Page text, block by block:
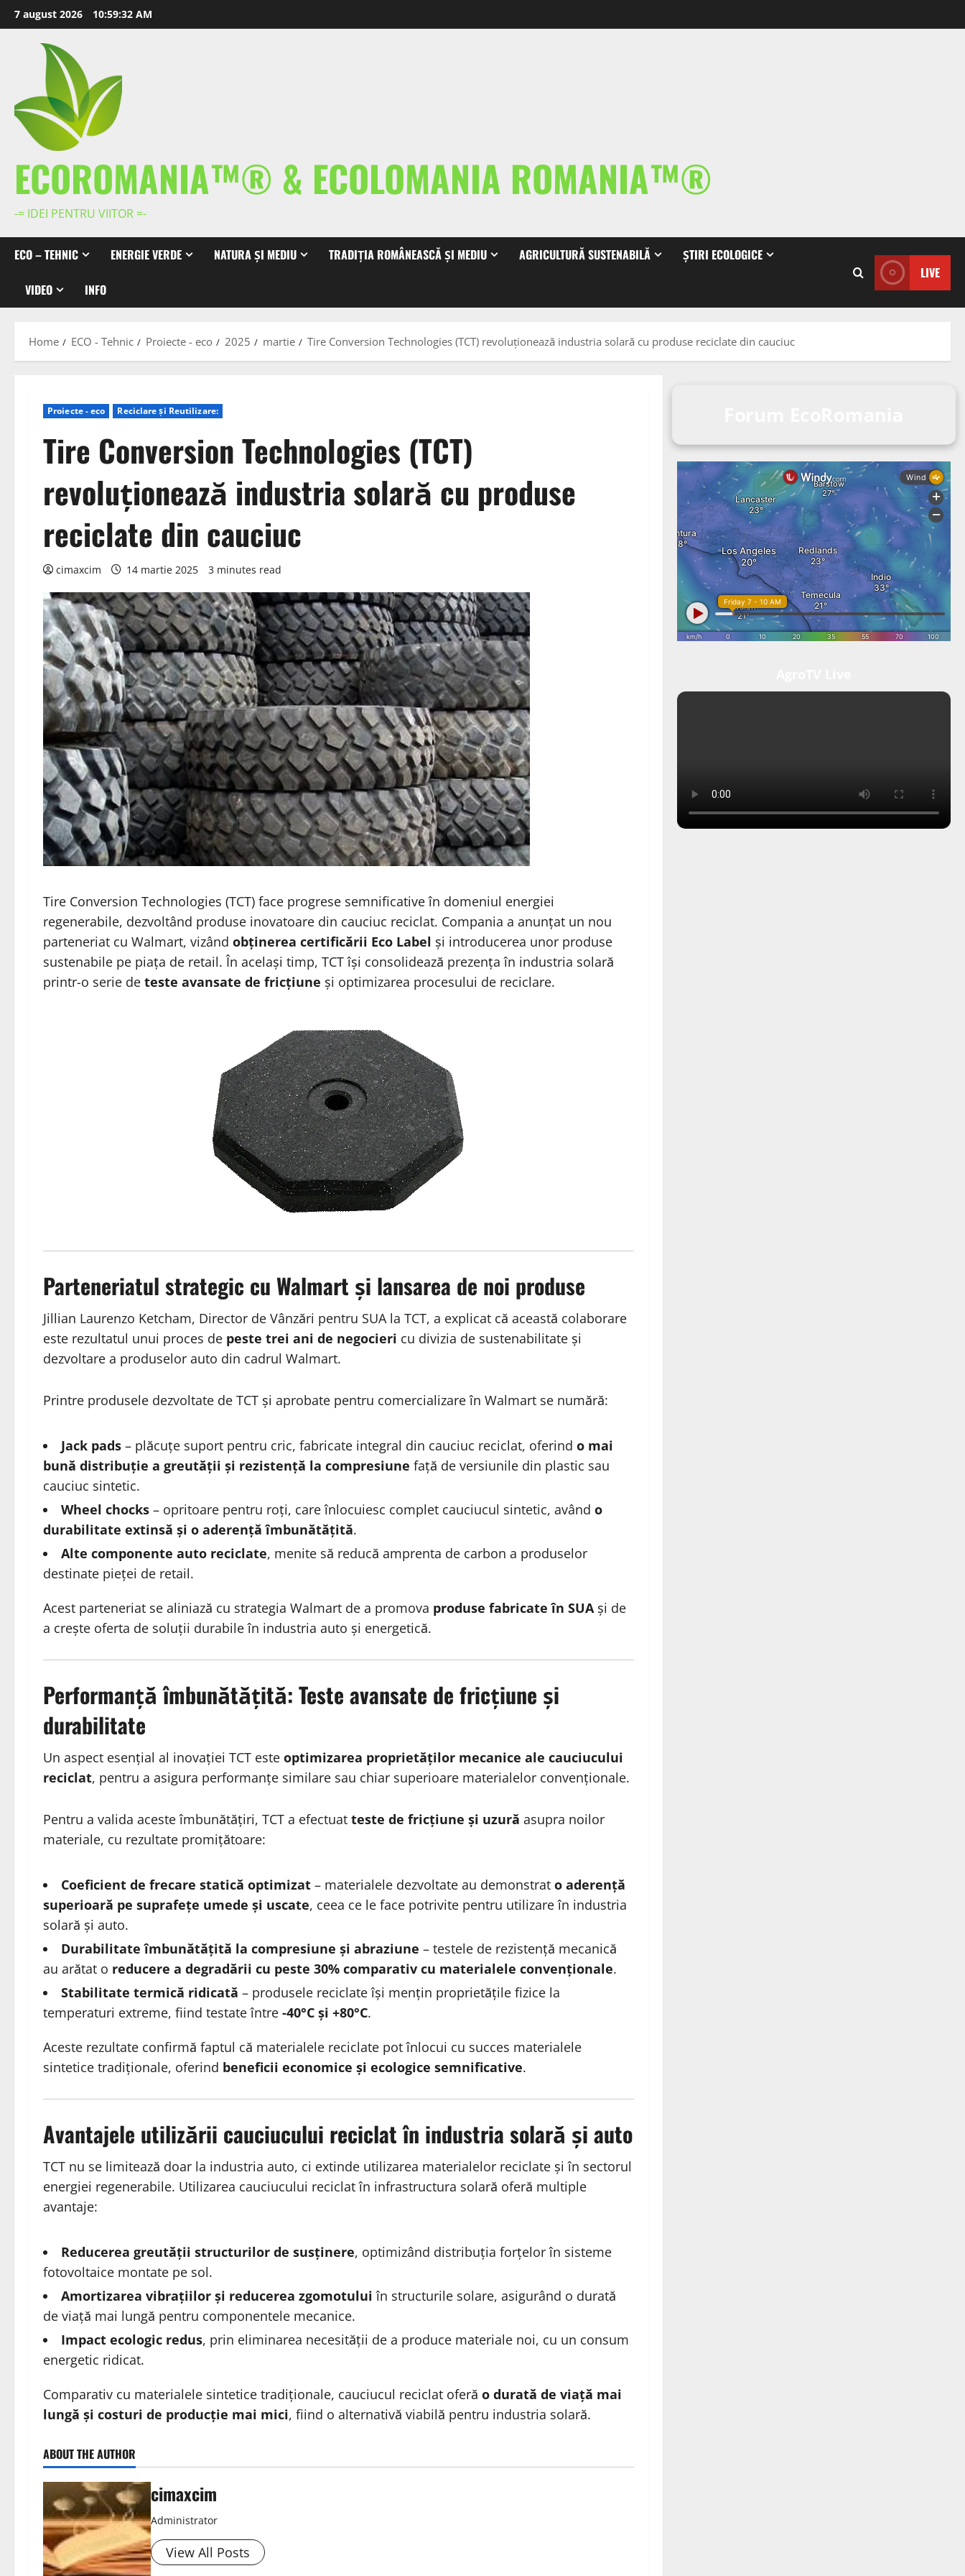
Skip
to
content
7 august 2026 10:59:33 AM
ECOROMANIA™® & ECOLOMANIA ROMANIA™®
-= IDEI PENTRU VIITOR =-
ECO – TEHNIC ENERGIE VERDE NATURA ȘI MEDIU TRADIȚIA ROMÂNEASCĂ ȘI MEDIU AGRICULTURĂ SUSTENABILĂ ȘTIRI ECOLOGICE
VIDEO INFO
LIVE
Home ECO - Tehnic Proiecte - eco 2025 martie Tire Conversion Technologies (TCT) revoluționează industria solară cu produse reciclate din cauciuc
Proiecte - eco Reciclare și Reutilizare:
Tire Conversion Technologies (TCT)
revoluționează industria solară cu produse
reciclate din cauciuc
cimaxcim 14 martie 2025 3 minutes read
Tire Conversion Technologies (TCT) face progrese semnificative în domeniul energiei
regenerabile, dezvoltând produse inovatoare din cauciuc reciclat. Compania a anunțat un nou
parteneriat cu Walmart, vizând obținerea certificării Eco Label și introducerea unor produse
sustenabile pe piața de retail. În același timp, TCT își consolidează prezența în industria solară
printr-o serie de teste avansate de fricțiune și optimizarea procesului de reciclare.
Parteneriatul strategic cu Walmart și lansarea de noi produse
Jillian Laurenzo Ketcham, Director de Vânzări pentru SUA la TCT, a explicat că această colaborare
este rezultatul unui proces de peste trei ani de negocieri cu divizia de sustenabilitate și
dezvoltare a produselor auto din cadrul Walmart.
Printre produsele dezvoltate de TCT și aprobate pentru comercializare în Walmart se numără:
Jack pads – plăcuțe suport pentru cric, fabricate integral din cauciuc reciclat, oferind o mai
bună distribuție a greutății și rezistență la compresiune față de versiunile din plastic sau
cauciuc sintetic.
Wheel chocks – opritoare pentru roți, care înlocuiesc complet cauciucul sintetic, având o
durabilitate extinsă și o aderență îmbunătățită.
Alte componente auto reciclate, menite să reducă amprenta de carbon a produselor
destinate pieței de retail.
Acest parteneriat se aliniază cu strategia Walmart de a promova produse fabricate în SUAși de
a crește oferta de soluții durabile în industria auto și energetică.
Performanță îmbunătățită: Teste avansate de fricțiune și
durabilitate
Un aspect esențial al inovației TCT este optimizarea proprietăților mecanice ale cauciucului
reciclat, pentru a asigura performanțe similare sau chiar superioare materialelor convenționale.
Pentru a valida aceste îmbunătățiri, TCT a efectuat teste de fricțiune și uzură asupra noilor
materiale, cu rezultate promițătoare:
Coeficient de frecare statică optimizat – materialele dezvoltate au demonstrat o aderență
superioară pe suprafețe umede și uscate, ceea ce le face potrivite pentru utilizare în industria
solară și auto.
Durabilitate îmbunătățită la compresiune și abraziune – testele de rezistență mecanică
au arătat o reducere a degradării cu peste 30% comparativ cu materialele convenționale.
Stabilitate termică ridicată – produsele reciclate își mențin proprietățile fizice la
temperaturi extreme, fiind testate între -40°C și +80°C.
Aceste rezultate confirmă faptul că materialele reciclate pot înlocui cu succes materialele
sintetice tradiționale, oferind beneficii economice și ecologice semnificative.
Avantajele utilizării cauciucului reciclat în industria solară și auto
TCT nu se limitează doar la industria auto, ci extinde utilizarea materialelor reciclate și în sectorul
energiei regenerabile. Utilizarea cauciucului reciclat în infrastructura solară oferă multiple
avantaje:
Reducerea greutății structurilor de susținere, optimizând distribuția forțelor în sisteme
fotovoltaice montate pe sol.
Amortizarea vibrațiilor și reducerea zgomotului în structurile solare, asigurând o durată
de viață mai lungă pentru componentele mecanice.
Impact ecologic redus, prin eliminarea necesității de a produce materiale noi, cu un consum
energetic ridicat.
Comparativ cu materialele sintetice tradiționale, cauciucul reciclat oferă o durată de viață mai
lungă și costuri de producție mai mici, fiind o alternativă viabilă pentru industria solară.
ABOUT THE AUTHOR
cimaxcim
Administrator
View All Posts